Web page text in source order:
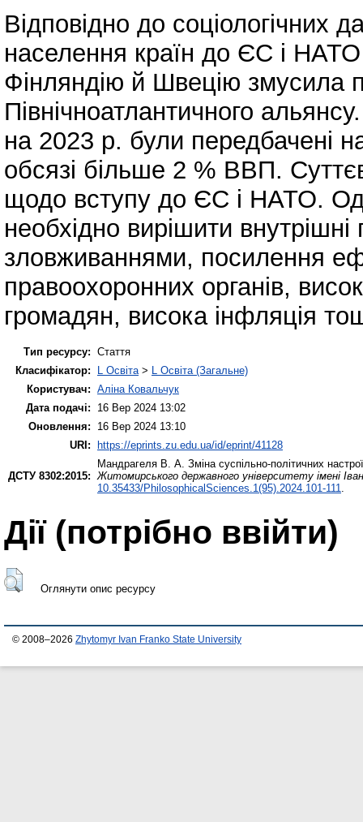
Відповідно до соціологічних
населення країн до ЄС і
Фінляндію й Швецію змусила
Північноатлантичного
на 2023 р. були передбачені
обсязі більше 2 % ВВП.
щодо вступу до ЄС і НАТО.
необхідно вирішити
зловживаннями, посилення
правоохоронних органів,
громадян, висока інфляція
Тип ресурсу: Стаття
Класифікатор:
L Освіта> L Освіта (Загальне)
Користувач: Аліна Ковальчук
Дата подачі:
16 Вер 2024 13:02
Оновлення:
16 Вер 2024 13:10
URI:
https://eprints.zu.edu.ua/id/eprint/41128
ДСТУ 8302:2015:
Мандрагеля В. А. Зміна суспільно-політичних
Житомирського державного університету імені
10.35433/PhilosophicalSciences.1(95).2024.101-111.
Дії ​​(потрібно ввійти)
Оглянути опис ресурсу
© 2008–2026 Zhytomyr Ivan Franko State University